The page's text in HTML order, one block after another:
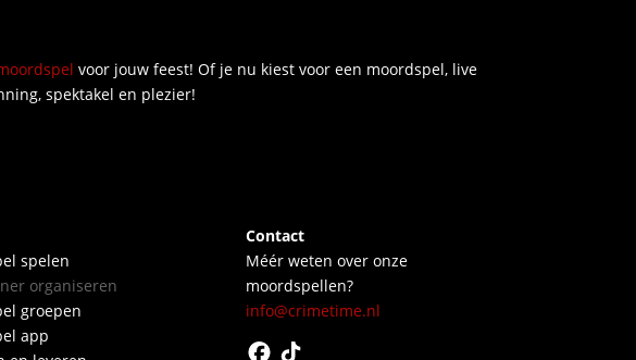
voor jouw feest! Of je nu kiest voor een moordspel, live
spektakel en plezier!
spelen
organiseren
groepen
app
Contact
Méér weten over onze
moordspellen?
info@crimetime.nl